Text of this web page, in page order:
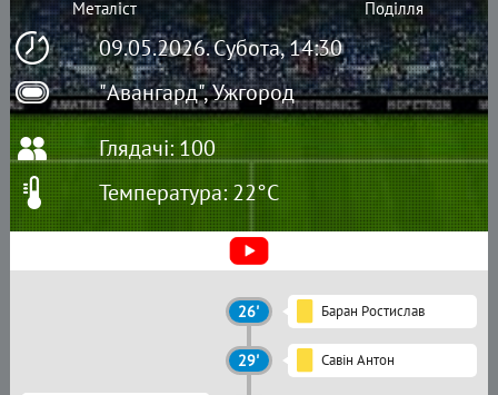
09.05.2026. Субота, 14:30
"Авангард", Ужгород
Металіст Поділля
Глядачі: 100
Температура: 22°C
26' Баран Ростислав
29' Савін Антон